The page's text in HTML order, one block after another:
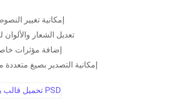
إمكانية تغيير
تعديل الشعار والألوان
إضافة مؤثرات
إمكانية التصدير بصيغ متعددة